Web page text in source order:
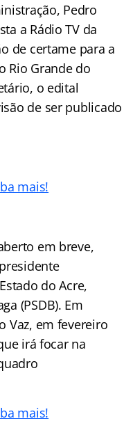
Pedro
a Rádio TV da
de certame para a
Rio Grande do
o edital
de ser publicado
mais!
em breve,
do Acre,
(PSDB). Em
Vaz, em fevereiro
irá focar na
mais!